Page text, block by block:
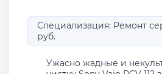
Специализация: Ремонт
руб.
Ужасно жадные и